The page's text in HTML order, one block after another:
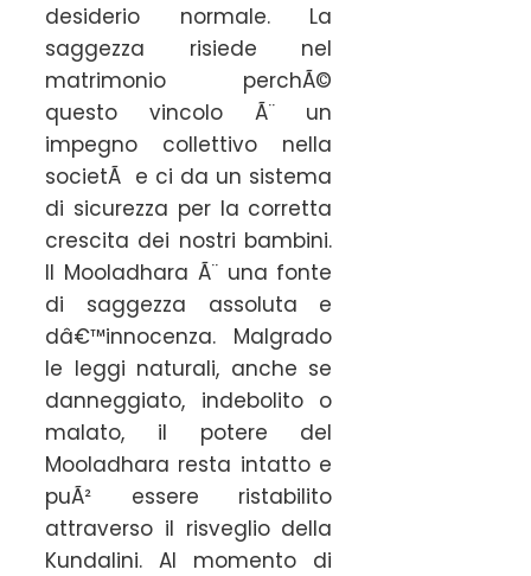
desiderio normale. La
saggezza risiede nel
matrimonio perchÃ©
questo vincolo Ã¨ un
impegno collettivo nella
societÃ e ci da un sistema
di sicurezza per la corretta
crescita dei nostri bambini.
Il Mooladhara Ã¨ una fonte
di saggezza assoluta e
dâ€™innocenza. Malgrado
le leggi naturali, anche se
danneggiato, indebolito o
malato, il potere del
Mooladhara resta intatto e
puÃ² essere ristabilito
attraverso il risveglio della
Kundalini. Al momento di